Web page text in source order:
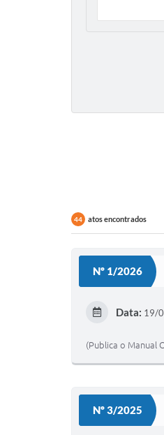
44 atos encontrados
Nº 1/2026
Data: 19/
(Publica o Manual
Nº 3/2025